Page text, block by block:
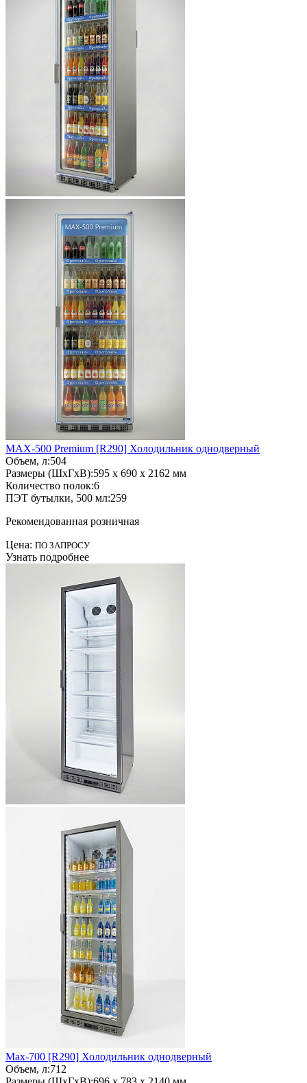
MAX-500 Premium [R290] Холодильник однодверный
Объем, л:504
Размеры (ШхГхВ):595 x 690 x 2162 мм
Количество полок:6
ПЭТ бутылки, 500 мл:259
Рекомендованная розничная
Цена: ПО ЗАПРОСУ
Узнать подробнее
Max-700 [R290] Холодильник однодверный
Объем, л:712